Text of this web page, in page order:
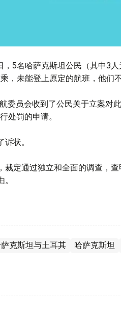
，5名哈萨克斯坦公民（其中3
，未能登上原定的航班，他们
委员会收到了公民关于立案对
处罚的申请。
状。
裁定通过独立和全面的调查，
克斯坦与土耳其 哈萨克斯坦